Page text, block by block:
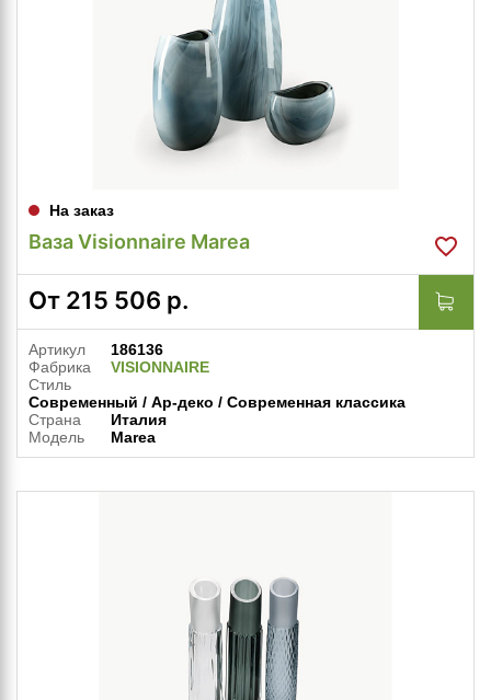
На заказ
Ваза Visionnaire Marea
От 215 506 р.
Артикул
186136
Фабрика
VISIONNAIRE
Стиль
Современный / Ар-деко / Современная классика
Страна
Италия
Модель
Marea